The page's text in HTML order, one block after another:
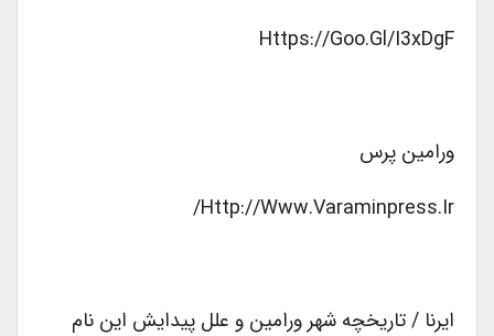
Https://goo.gl/I3xDgF
ورامین پرس
Http://www.varaminpress.ir/
ایرنا / تاریخچه شهر ورامین و علل پیدایش این نام